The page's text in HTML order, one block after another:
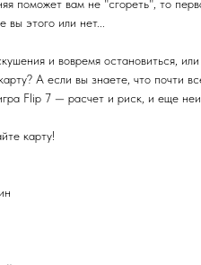
поможет вам не "сгореть", то
вы этого или нет...
и вовремя остановиться,
А если вы знаете, что почти
Flip 7 — расчет и риск, и еще
карту!